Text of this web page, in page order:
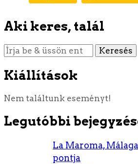
Aki keres, talál
Keres
valamit?
Kiállítások
Nem találtunk eseményt!
Legutóbbi
La Maroma,
pontja